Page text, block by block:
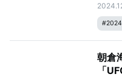
#
朝倉
「